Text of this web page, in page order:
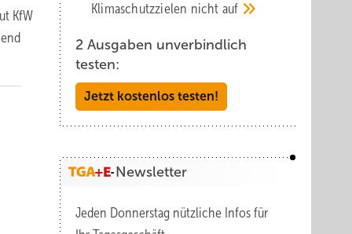
KfW
Klima­schutz­zielen nicht auf
2 Ausgaben unverbindlich
testen:
Jetzt kostenlos testen!
Newsletter
Jeden Donnerstag nützliche Infos für